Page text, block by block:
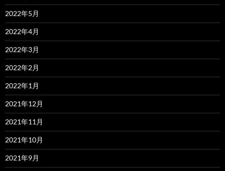
2022年5月
2022年4月
2022年3月
2022年2月
2022年1月
2021年12月
2021年11月
2021年10月
2021年9月